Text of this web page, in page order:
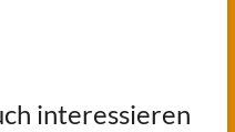
interessieren